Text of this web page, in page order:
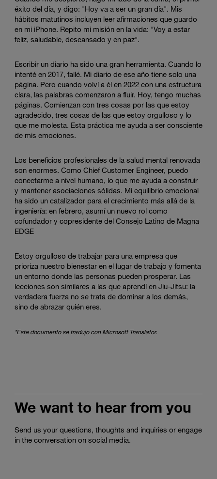
éxito del día, y digo: "Hoy va a ser un gran día". Mis
hábitos matutinos incluyen leer afirmaciones que guardo
en mi iPhone. Repito mi misión en la vida: "Voy a estar
feliz, saludable, descansado y en paz".
Escribir un diario ha sido una gran herramienta. Cuando lo
intenté en 2017, fallé. Mi diario de ese año tiene solo una
página. Pero cuando volví a él en 2022 con una estructura
clara, las palabras comenzaron a fluir. Hoy, tengo muchas
páginas. Comienzan con tres cosas por las que estoy
agradecido, tres cosas de las que estoy orgulloso y lo
que me molesta. Esta práctica me ayuda a ser consciente
de mis emociones.
Los beneficios profesionales de la salud mental renovada
son enormes. Como Chief Customer Engineer, puedo
conectarme a nivel humano, lo que me ayuda a construir
y mantener asociaciones sólidas. Mi equilibrio emocional
ha sido un catalizador para el crecimiento más allá de la
ingeniería: en febrero, asumí un nuevo rol como
cofundador y copresidente del Consejo Latino de Magna
EDGE
Estoy orgulloso de trabajar para una empresa que
prioriza nuestro bienestar en el lugar de trabajo y fomenta
un entorno donde las personas pueden prosperar. Las
lecciones son similares a las que aprendí en Jiu-Jitsu: la
verdadera fuerza no se trata de dominar a los demás,
sino de abrazar quién eres.
*Este documento se tradujo con Microsoft Translator.
We want to hear from you
Send us your questions, thoughts and inquiries or engage
in the conversation on social media.